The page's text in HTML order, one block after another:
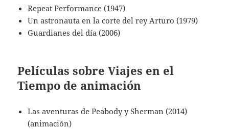
Repeat Performance (1947)
Un astronauta en la corte del rey Arturo (1979)
Guardianes del día (2006)
Películas sobre Viajes en el
Tiempo de animación
Las aventuras de Peabody y Sherman (2014)
(animación)